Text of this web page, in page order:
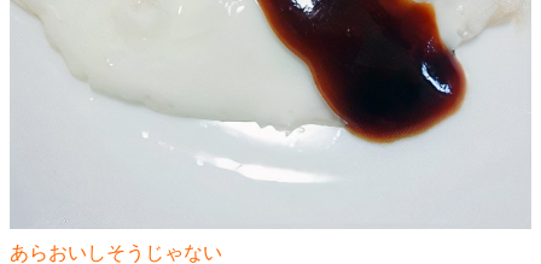
あらおいしそうじゃない